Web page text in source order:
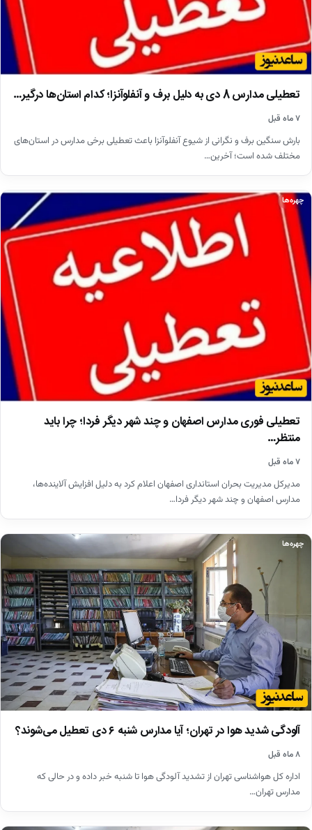
تعطیلی مدارس 8 دی به دلیل برف و آنفلوآنزا؛ کدام استان‌ها درگیر…
۷ ماه قبل
بارش سنگین برف و نگرانی از شیوع آنفلوآنزا باعث تعطیلی برخی مدارس در استان‌های
مختلف شده است؛ آخرین…
چهره‌ها
تعطیلی فوری مدارس اصفهان و چند شهر دیگر فردا؛ چرا باید
منتظر…
۷ ماه قبل
مدیرکل مدیریت بحران استانداری اصفهان اعلام کرد به دلیل افزایش آلاینده‌ها،
مدارس اصفهان و چند شهر دیگر فردا…
چهره‌ها
آلودگی شدید هوا در تهران؛ آیا مدارس شنبه ۶ دی تعطیل می‌شوند؟
۸ ماه قبل
اداره کل هواشناسی تهران از تشدید آلودگی هوا تا شنبه خبر داده و در حالی که
مدارس تهران…